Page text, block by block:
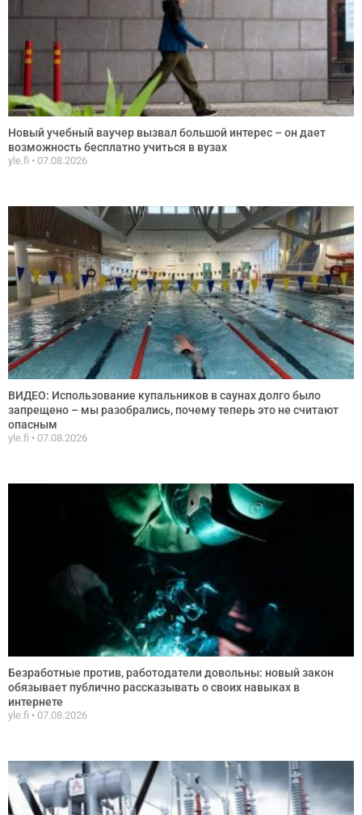
Новый учебный ваучер вызвал большой интерес – он дает
возможность бесплатно учиться в вузах
yle.fi 07.08.2026
ВИДЕО: Использование купальников в саунах долго было
запрещено – мы разобрались, почему теперь это не считают
опасным
yle.fi 07.08.2026
Безработные против, работодатели довольны: новый закон
обязывает публично рассказывать о своих навыках в
интернете
yle.fi 07.08.2026